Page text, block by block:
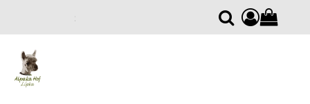
Suche